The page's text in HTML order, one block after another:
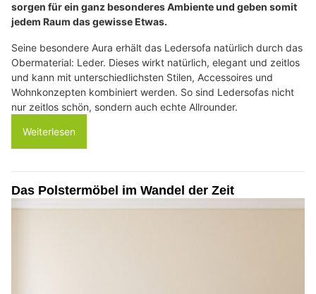
sorgen für ein ganz besonderes Ambiente und geben somit
jedem Raum das gewisse Etwas.
Seine besondere Aura erhält das Ledersofa natürlich durch das
Obermaterial: Leder. Dieses wirkt natürlich, elegant und zeitlos
und kann mit unterschiedlichsten Stilen, Accessoires und
Wohnkonzepten kombiniert werden. So sind Ledersofas nicht
nur zeitlos schön, sondern auch echte Allrounder.
Weiterlesen
Das Polstermöbel im Wandel der Zeit